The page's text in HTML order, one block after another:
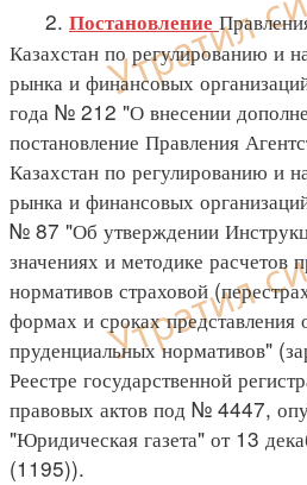
2. Постановление
Казахстан по регулированию и
рынка и финансовых
года № 212 "О внесении
постановление Правления
Казахстан по регулированию и
рынка и финансовых
№ 87 "Об утверждении
значениях и методике расчетов
нормативов страховой
формах и сроках представления
пруденциальных нормативов"
Реестре государственной
правовых актов под № 4447,
"Юридическая газета" от 13
(1195)).